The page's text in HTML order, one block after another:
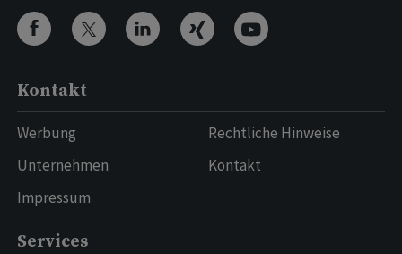
Kontakt
Werbung
Unternehmen
Impressum
Rechtliche Hinweise
Kontakt
Services